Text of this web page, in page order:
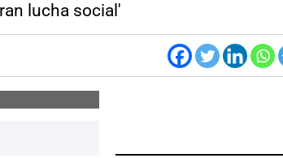
lucha social'